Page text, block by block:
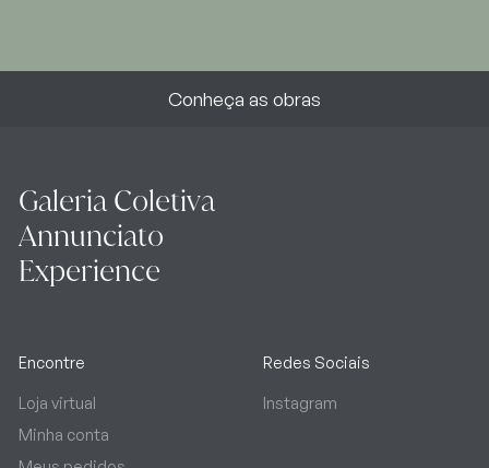
Conheça as obras
Galeria Coletiva
Annunciato
Experience
Encontre
Loja virtual
Minha conta
Redes Sociais
Instagram